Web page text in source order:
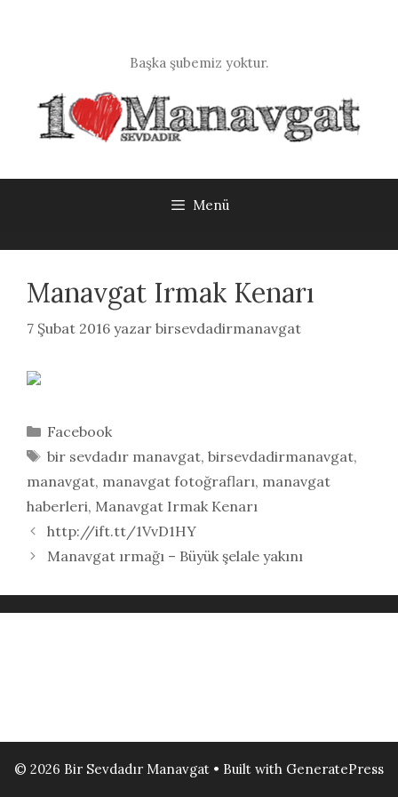
Başka şubemiz yoktur.
Menü
Manavgat Irmak Kenarı
7 Şubat 2016 yazar birsevdadirmanavgat
Kategoriler
Facebook
Etiketler
bir sevdadır manavgat, birsevdadirmanavgat,
manavgat, manavgat fotoğrafları, manavgat
haberleri, Manavgat Irmak Kenarı
http://ift.tt/1VvD1HY
Manavgat ırmağı – Büyük şelale yakını
© 2026 Bir Sevdadır Manavgat • Built with GeneratePress